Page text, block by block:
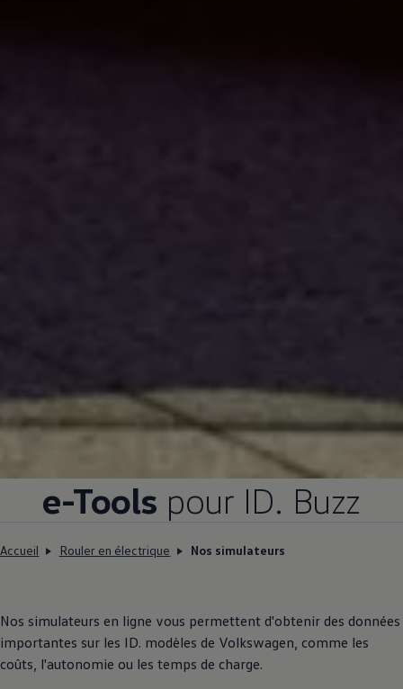
e-Tools pour ID. Buzz
Accueil Rouler en électrique Nos simulateurs
Nos simulateurs en ligne vous permettent d'obtenir des données
importantes sur les ID. modèles de Volkswagen , comme les
coûts, l'autonomie ou les temps de charge.